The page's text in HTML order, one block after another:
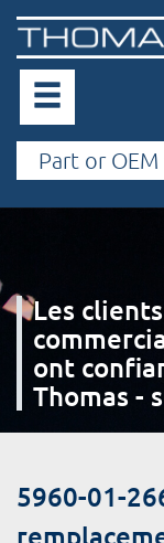
Les
ont
Thomas -
5960-01-